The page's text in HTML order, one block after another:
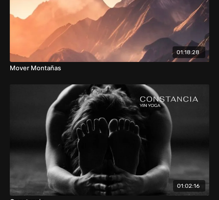
01:18:28
Mover Montañas
01:02:16